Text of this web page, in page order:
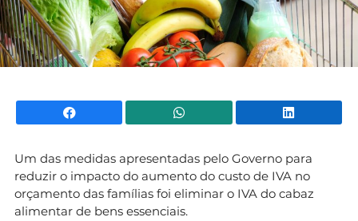
Facebook WhatsApp
Um das medidas apresentadas pelo Governo para
reduzir o impacto do aumento do custo de IVA no
orçamento das famílias foi eliminar o IVA do cabaz
alimentar de bens essenciais.